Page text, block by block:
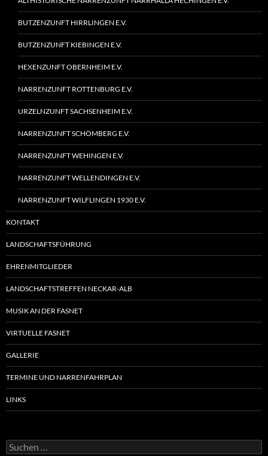
BUTZENZUNFT HIRRLINGEN E.V.
BUTZENZUNFT KIEBINGEN E.V.
HEXENZUNFT OBERNHEIM E.V.
NARRENZUNFT ROTTENBURG E.V.
URZELNZUNFT SACHSENHEIM E.V.
NARRENZUNFT SCHÖMBERG E.V.
NARRENZUNFT WEHINGEN E.V.
NARRENZUNFT WELLENDINGEN E.V.
NARRENZUNFT WILFLINGEN 1930 E.V.
KONTAKT
LANDSCHAFTSFÜHRUNG
EHRENMITGLIEDER
LANDSCHAFTSTREFFEN NECKAR-ALB
MUSIK AN DER FASNET
VIRTUELLE FASNET
GALLERIE
TERMINE UND NARRENFAHRPLAN
LINKS
Suchen